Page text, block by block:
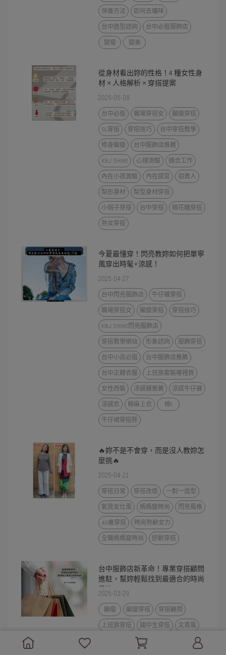
保養方法
如何去嬸味
台中造型諮詢
台中必逛服飾店
變瘦
變美
從身材看出妳的性格！4 種女性身
材 × 人格解析 × 穿搭提案
2025-05-08
台中必逛 職場穿搭女
顯瘦穿搭
OL穿搭
穿搭技巧
台中穿搭教學
修身顯瘦
台中服飾店推薦
K&J SHINE
心理測驗
適合工作
內在小孩測驗
內在感官
招貴人
梨形身材
梨型身材穿搭
小個子穿搭
台中穿搭
棉花糖穿搭
熟女穿搭
今夏最懂穿！閃亮教妳如何把單寧
風穿出時髦+涼感！
2025-04-27
台中閃亮服飾店
牛仔褲穿搭
職場穿搭女
顯瘦穿搭
穿搭技巧
K&J SHINE閃亮服飾店
穿搭教學網站
形象諮詢
服飾穿搭
台中小店必逛
台中服飾店推薦
台中正韓衣服
上班族套裝哪裡買
女性西裝
涼感褲推薦
涼感牛仔褲
涼感衣
棉痳上衣
棉t
牛仔裙穿搭胖
🔥妳不是不會穿，而是沒人教妳怎
麼挑🔥
2025-04-21
穿搭日常 穿搭改造
一對一造型
氣質女仕風
媽媽變時尚
閃亮風格
40歲穿搭
時尚熟齢女力
全職媽媽變時尚
逆齡穿搭
台中服飾店新革命！專業穿搭顧問
進駐，幫妳輕鬆找到最適合的時尚
風格!
2025-03-29
顯瘦 顯瘦穿搭
穿搭顧問
上班族穿搭
國中生穿搭
文青風
正韓服飾網站
OL穿搭
穿搭技巧